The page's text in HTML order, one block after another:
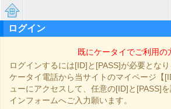
無料で
っと大
ログイン
既にケータイでご利用の
ログインするには[ID]と[PASS]が必要とな
ケータイ電話から当サイトのマイページ【
ューにアクセスして、任意の[ID]と[PASS]
インフォームへご入力願います。